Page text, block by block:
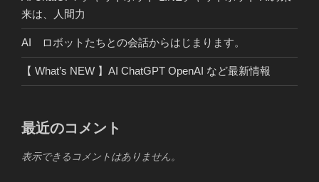
来は、人間力
AI ロボットたちとの会話からはじまります。
【 What’s NEW 】AI ChatGPT OpenAI など最新情報
最近のコメント
表示できるコメントはありません。